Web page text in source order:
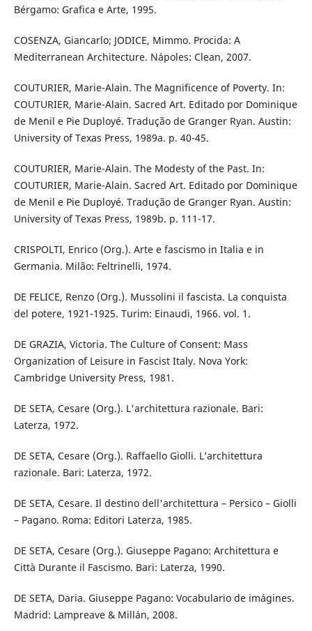
Bérgamo: Grafica e Arte, 1995.
COSENZA, Giancarlo; JODICE, Mimmo. Procida: A
Mediterranean Architecture. Nápoles: Clean, 2007.
COUTURIER, Marie-Alain. The Magnificence of Poverty. In:
COUTURIER, Marie-Alain. Sacred Art. Editado por Dominique
de Menil e Pie Duployé. Tradução de Granger Ryan. Austin:
University of Texas Press, 1989a. p. 40-45.
COUTURIER, Marie-Alain. The Modesty of the Past. In:
COUTURIER, Marie-Alain. Sacred Art. Editado por Dominique
de Menil e Pie Duployé. Tradução de Granger Ryan. Austin:
University of Texas Press, 1989b. p. 111-17.
CRISPOLTI, Enrico (Org.). Arte e fascismo in Italia e in
Germania. Milão: Feltrinelli, 1974.
DE FELICE, Renzo (Org.). Mussolini il fascista. La conquista
del potere, 1921-1925. Turim: Einaudi, 1966. vol. 1.
DE GRAZIA, Victoria. The Culture of Consent: Mass
Organization of Leisure in Fascist Italy. Nova York:
Cambridge University Press, 1981.
DE SETA, Cesare (Org.). L'architettura razionale. Bari:
Laterza, 1972.
DE SETA, Cesare (Org.). Raffaello Giolli. L’architettura
razionale. Bari: Laterza, 1972.
DE SETA, Cesare. Il destino dell'architettura – Persico – Giolli
– Pagano. Roma: Editori Laterza, 1985.
DE SETA, Cesare (Org.). Giuseppe Pagano: Architettura e
Città Durante il Fascismo. Bari: Laterza, 1990.
DE SETA, Daria. Giuseppe Pagano: Vocabulario de imágines.
Madrid: Lampreave & Millán, 2008.